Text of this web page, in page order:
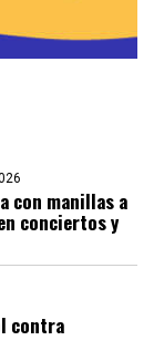
con manillas a
conciertos y
contra